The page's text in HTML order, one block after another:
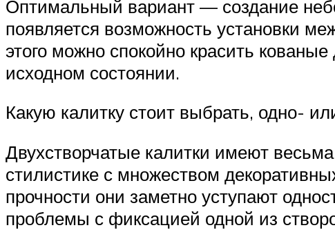
Оптимальный вариант — создание
появляется возможность установки
этого можно спокойно красить
исходном состоянии.
Какую калитку стоит выбрать, одно-
Двухстворчатые калитки имеют
стилистике с множеством
прочности они заметно уступают
проблемы с фиксацией одной из